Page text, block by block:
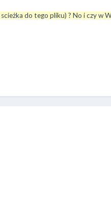
do tego pliku) ? No i czy w